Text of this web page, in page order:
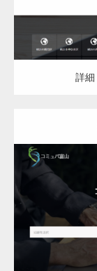
詳細